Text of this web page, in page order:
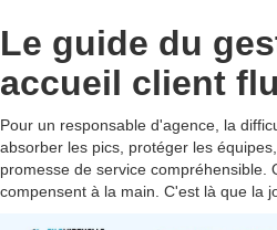
Le guide du
accueil client
Pour un responsable d'agence, la
absorber les pics, protéger les
promesse de service compréhensible.
compensent à la main. C'est là que la